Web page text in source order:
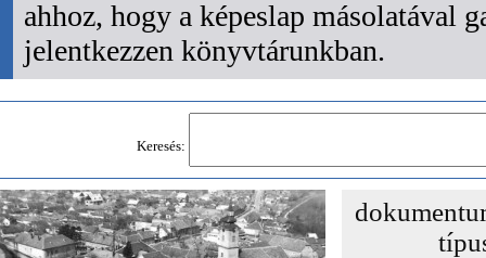
ahhoz, hogy a képeslap másolatával
jelentkezzen könyvtárunkban.
Keresés: